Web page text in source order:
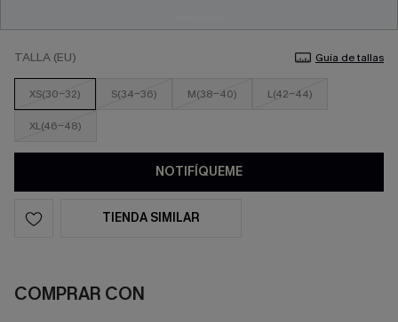
TALLA (EU) Guía de tallas
XS(30-32) S(34-36) M(38-40) L(42-44)
XL(46-48)
NOTIFÍQUEME
TIENDA SIMILAR
COMPRAR CON